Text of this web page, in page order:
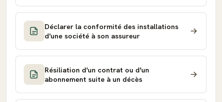
Déclarer la conformité des installations
d'une société à son assureur
Résiliation d'un contrat ou d'un
abonnement suite à un décès